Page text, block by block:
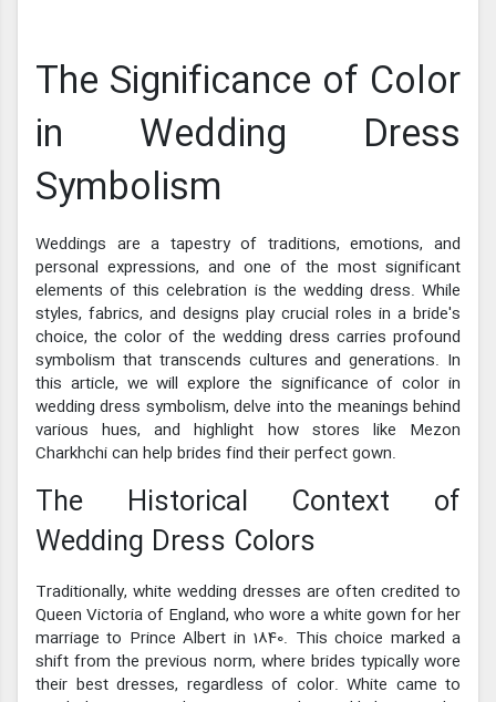
The Significance of Color
in Wedding Dress
Symbolism
Weddings are a tapestry of traditions, emotions, and
personal expressions, and one of the most significant
elements of this celebration is the wedding dress. While
styles, fabrics, and designs play crucial roles in a bride's
choice, the color of the wedding dress carries profound
symbolism that transcends cultures and generations. In
this article, we will explore the significance of color in
wedding dress symbolism, delve into the meanings behind
various hues, and highlight how stores like Mezon
Charkhchi can help brides find their perfect gown.
The Historical Context of
Wedding Dress Colors
Traditionally, white wedding dresses are often credited to
Queen Victoria of England, who wore a white gown for her
marriage to Prince Albert in 1840. This choice marked a
shift from the previous norm, where brides typically wore
their best dresses, regardless of color. White came to